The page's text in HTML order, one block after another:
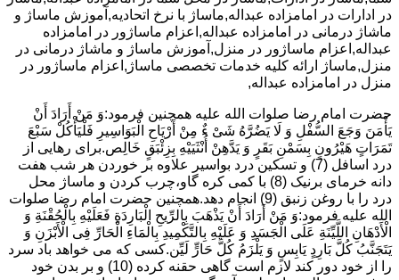
در ادارات در امامزاده عبداله,ماساژ با نرخ اتحادیه,آموزش ماساژ و
ماشاژ درمانی در امامزاده عبداله,اعزام ماساژور در امامزاده
عبداله,اعزام ماساژور در منزل,آموزش ماساژ و ماشاژ درمانی در
منزل,ماساژ ارائه کلیه خدمات تخصصی ماساژ,اعزام ماساژور در
منزل در امامزاده عبداله,
حضرت امام رضا صلوات الله علیه همچنین فرمود:وَ مَنْ أَرَادَ أَنْ
یَأْمَنَ وَجَعَ السُّفْلِ وَ لَا یَضُرَّهُ شَیْ ءٌ مِنْ أَرْیَاحِ الْبَوَاسِیرِ فَلْیَأْکُلْ سَبْعَ
تَمَرَاتٍ هَیْرُونٍ بِسَمْنِ بَقَرٍ وَ یَدَّهِنْ أُنْثَیَیْهِ بِزِئْبَقٍ خَالِص.برای رهایی از
درد اسافل (7) و تسکین درد بواسیر علاوه بر خوردن هر شب هفت
دانه خرمای برنیک (8) با کمی کره گاو،چرب کردن و ماساژ محل
درد را با روغن زنبق (9) انجام دهد.همچنین حضرت امام رضا صلوات
الله علیه فرمود:وَ مَنْ أَرَادَ أَنْ یَذْهَبَ بِالرِّیحِ الْبَارِدَةِ فَعَلَیْهِ بِالْحُقْنَةِ وَ
الْأَدْهَانِ اللَّیِّنَةِ عَلَى الْجَسَدِ وَ عَلَیْهِ بِالتَّکْمِیدِ بِالْمَاءِ الْحَارِّ فِی الْأَبْزَنِ وَ
یَتَجَنَّبُ کُلَّ بَارِدٍ یَابِسٍ وَ یَلْزَمُ کُلَّ حَارٍّ لَیِّن.کسی که می خواهد باد سرد
را از خود دور کند لازم است گاهی حقنه کرده (10) و بر بدن خود